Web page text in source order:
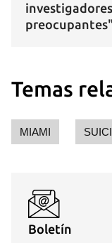
Temas
MIAMI
Boletín